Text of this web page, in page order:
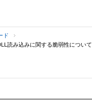
ド
読み込みに関する脆弱性について